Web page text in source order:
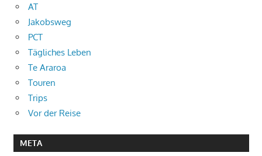
AT
Jakobsweg
PCT
Tägliches Leben
Te Araroa
Touren
Trips
Vor der Reise
META